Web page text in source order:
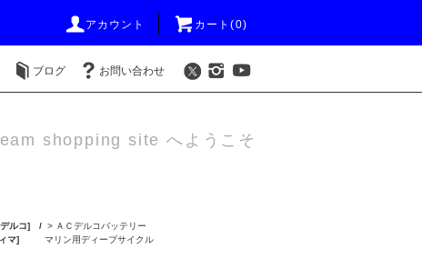
アカウント カート(0)
ブログ お問い合わせ
shopping site へようこそ
デルコ] /
マ]
> ＡＣデルコバッテリー
マリン用ディープサイクル